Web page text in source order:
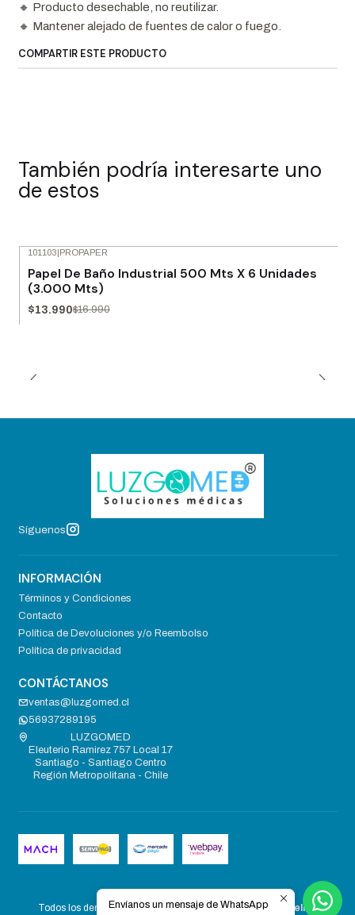
🔸 Producto desechable, no reutilizar.
🔸 Mantener alejado de fuentes de calor o fuego.
COMPARTIR ESTE PRODUCTO
También podría interesarte uno
de estos
101103|PROPAPER
Papel De Baño Industrial 500 Mts X 6 Unidades
(3.000 Mts)
$13.990$16.990
Síguenos
INFORMACIÓN
Términos y Condiciones
Contacto
Política de Devoluciones y/o Reembolso
Política de privacidad
CONTÁCTANOS
ventas@luzgomed.cl
56937289195
LUZGOMED
Eleuterio Ramirez 757 Local 17
Santiago - Santiago Centro
Región Metropolitana - Chile
Todos los derechos reservados.Desarrollado por Jumpseller.
Envíanos un mensaje de WhatsApp